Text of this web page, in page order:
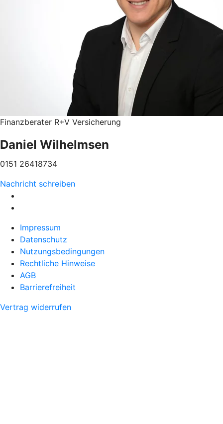
Finanzberater R+V Versicherung
Daniel Wilhelmsen
0151 26418734
Nachricht schreiben
Impressum
Datenschutz
Nutzungsbedingungen
Rechtliche Hinweise
AGB
Barrierefreiheit
Vertrag widerrufen